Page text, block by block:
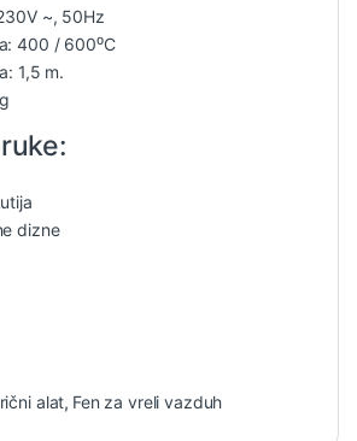
~, 50Hz
400 / 600⁰C
1,5 m.
dizne
alat, Fen za vreli vazduh